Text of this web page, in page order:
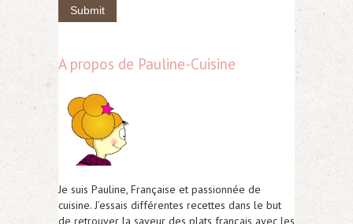
A propos de Pauline-Cuisine
Je suis Pauline, Française et passionnée de
cuisine. J’essais différentes recettes dans le but
de retrouver la saveur des plats français avec les